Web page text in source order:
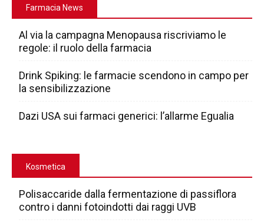
Farmacia News
Al via la campagna Menopausa riscriviamo le
regole: il ruolo della farmacia
Drink Spiking: le farmacie scendono in campo per
la sensibilizzazione
Dazi USA sui farmaci generici: l’allarme Egualia
Kosmetica
Polisaccaride dalla fermentazione di passiflora
contro i danni fotoindotti dai raggi UVB